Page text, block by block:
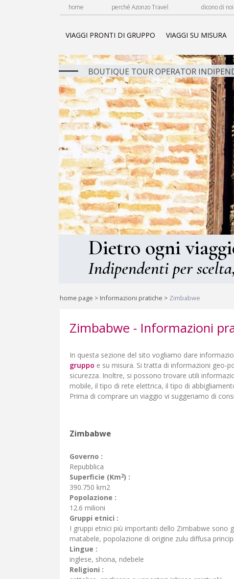
home perché Azonzo Travel dicono di noi
VIAGGI PRONTI DI GRUPPO VIAGGI SU MISURA
BOUTIQUE TOUR OPERATOR
Dietro ogni
Indipendenti per
home page > Informazioni pratiche > Zimbabwe
Zimbabwe - Informazioni
In questa sezione del sito vogliamo dare
gruppo e su misura. Si tratta di informazioni geo-
sicurezza. Inoltre, si possono trovare utili
mobile, il tipo di rete elettrica, il tipo di
Prima di comprare un viaggio vi suggeriamo di
Zimbabwe
Governo :
Repubblica
Superficie (Km2) :
390.750 km2
Popolazione :
12.6 milioni
Gruppi etnici :
I gruppi etnici più importanti dello Zimbabwe sono
matabele, popolazione di origine zulu diffusa
Lingue :
inglese, shona, ndebele
Religioni :